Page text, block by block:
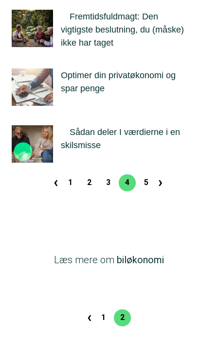
Fremtidsfuldmagt: Den
vigtigste beslutning, du (måske)
ikke har taget
Optimer din privatøkonomi og
spar penge
Sådan deler I værdierne i en
skilsmisse
Sideinddeling
‹ 1 2
Side
3
Nuværende
4
Side
5 ›
Læs mere om biløkonomi
Sideinddeling
‹ Side
1
Nuværende
2